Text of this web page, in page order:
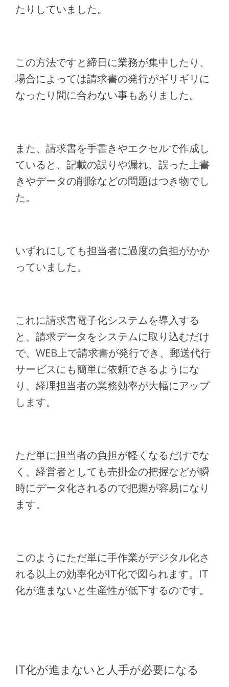
たりしていました。
この方法ですと締日に業務が集中したり、
場合によっては請求書の発行がギリギリに
なったり間に合わない事もありました。
また、請求書を手書きやエクセルで作成し
ていると、記載の誤りや漏れ、誤った上書
きやデータの削除などの問題はつき物でし
た。
いずれにしても担当者に過度の負担がかか
っていました。
これに請求書電子化システムを導入する
と、請求データをシステムに取り込むだけ
で、WEB上で請求書が発行でき、郵送代行
サービスにも簡単に依頼できるようにな
り、経理担当者の業務効率が大幅にアップ
します。
ただ単に担当者の負担が軽くなるだけでな
く、経営者としても売掛金の把握などが瞬
時にデータ化されるので把握が容易になり
ます。
このようにただ単に手作業がデジタル化さ
れる以上の効率化がIT化で図られます。IT
化が進まないと生産性が低下するのです。
IT化が進まないと人手が必要になる